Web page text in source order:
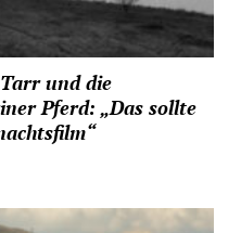
und die
Pferd: „Das sollte